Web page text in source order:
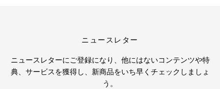
ニュースレター
ニュースレターにご登録になり、他にはないコンテンツや特
典、サービスを獲得し、新商品をいち早くチェックしましょ
う。